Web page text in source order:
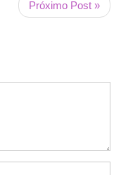
Próximo Post »